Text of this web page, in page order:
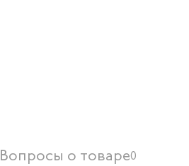
Вопросы о товаре0